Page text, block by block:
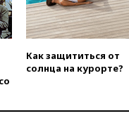
21:21Правительство
разрешило продажу
старых
классов
21:15 Путин обсудил с
150-летие Союза
Как защититься от
солнца на курорте?